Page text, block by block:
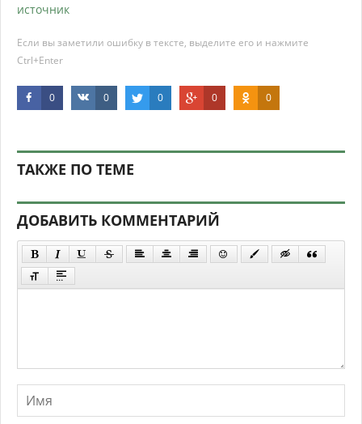
источник
Если вы заметили ошибку в тексте, выделите его и нажмите
Ctrl+Enter
0 0 0 0 0
ТАКЖЕ ПО ТЕМЕ
ДОБАВИТЬ КОММЕНТАРИЙ